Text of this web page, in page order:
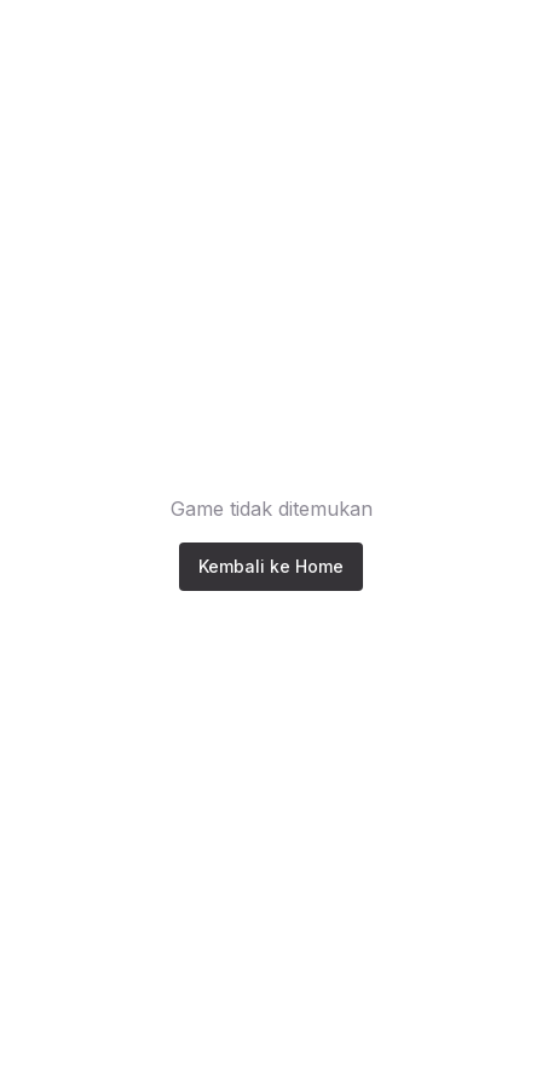
Game tidak ditemukan
Kembali ke Home